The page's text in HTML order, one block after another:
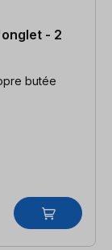
- 2
butée